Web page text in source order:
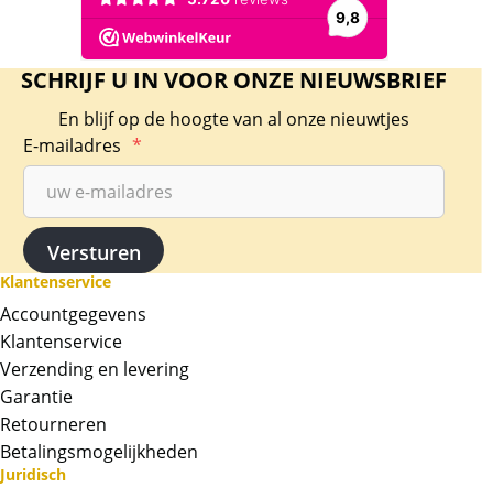
SCHRIJF U IN VOOR ONZE NIEUWSBRIEF
En blijf op de hoogte van al onze nieuwtjes
E-mailadres *
Klantenservice
Accountgegevens
Klantenservice
Verzending en levering
Garantie
Retourneren
Betalingsmogelijkheden
Juridisch